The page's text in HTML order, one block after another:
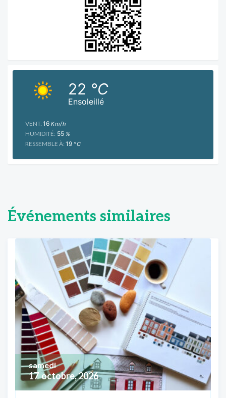
Ensoleillé
22 °C
VENT: 16 Km/h
HUMIDITÉ: 55 %
RESSEMBLE À: 19 °C
Événements similaires
17 octobre, 2026
samedi